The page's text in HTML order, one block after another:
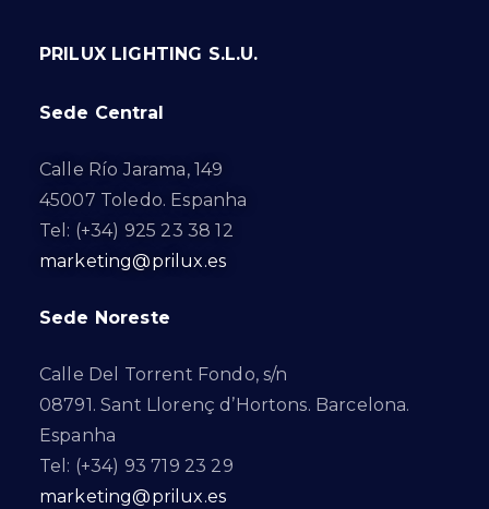
PRILUX LIGHTING S.L.U.
Sede Central
Calle Río Jarama, 149
45007 Toledo. Espanha
Tel: (+34) 925 23 38 12
marketing@prilux.es
Sede Noreste
Calle Del Torrent Fondo, s/n
08791. Sant Llorenç d’Hortons. Barcelona.
Espanha
Tel: (+34) 93 719 23 29
marketing@prilux.es